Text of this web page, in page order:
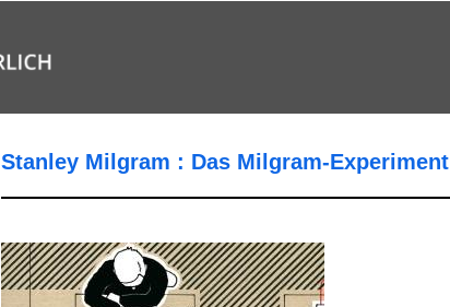
Stanley Milgram : Das Milgram-Experiment